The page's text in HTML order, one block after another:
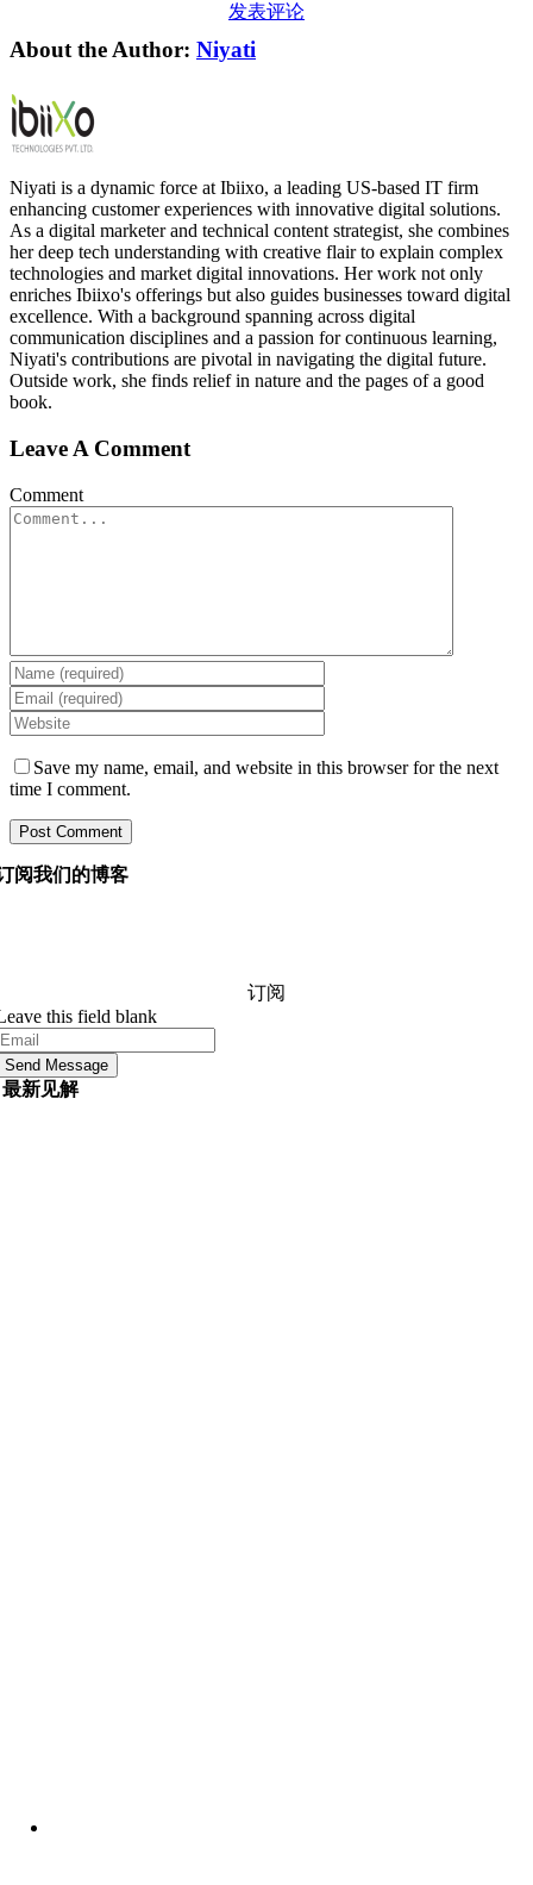
发表评论
About the Author: Niyati
Niyati is a dynamic force at Ibiixo, a leading US-based IT firm
enhancing customer experiences with innovative digital solutions.
As a digital marketer and technical content strategist, she combines
her deep tech understanding with creative flair to explain complex
technologies and market digital innovations. Her work not only
enriches Ibiixo's offerings but also guides businesses toward digital
excellence. With a background spanning across digital
communication disciplines and a passion for continuous learning,
Niyati's contributions are pivotal in navigating the digital future.
Outside work, she finds relief in nature and the pages of a good
book.
Leave A Comment
Comment
Save my name, email, and website in this browser for the next
time I comment.
阅我们的博客
订阅
this field blank
Send Message
最新见解